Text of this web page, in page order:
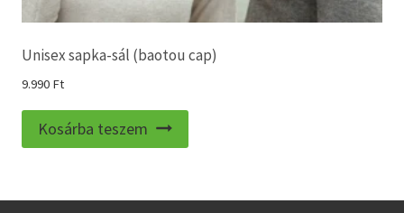
Unisex sapka-sál (baotou cap)
9.990 Ft
Kosárba teszem